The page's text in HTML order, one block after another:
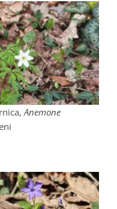
Anemone